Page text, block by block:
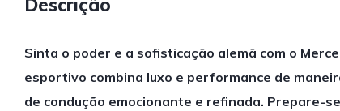
Descrição
Sinta o poder e a sofisticação alemã com o
esportivo combina luxo e performance de
de condução emocionante e refinada. Prepare-